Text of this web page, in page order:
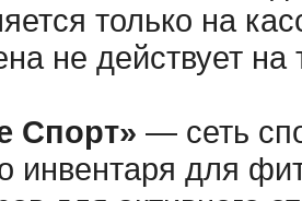
только на
не действует
Спорт» — сеть
инвентаря для